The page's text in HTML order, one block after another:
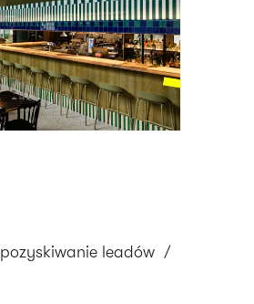
pozyskiwanie leadów /